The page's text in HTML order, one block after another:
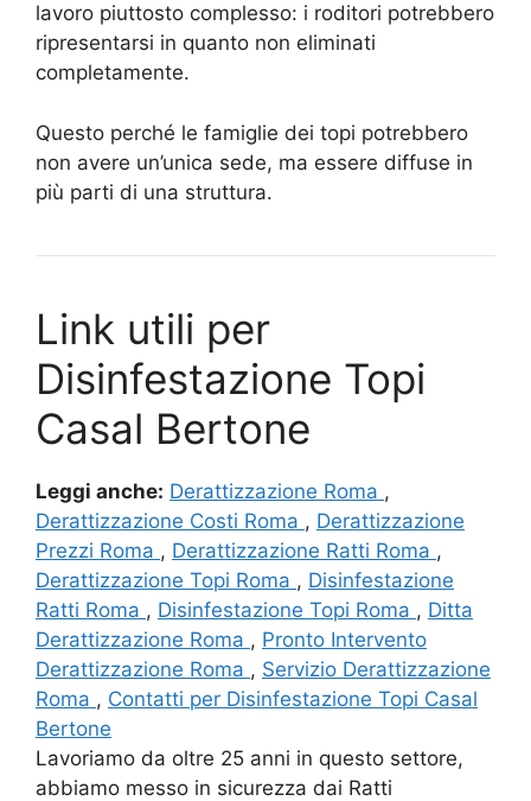
lavoro piuttosto complesso: i roditori potrebbero
ripresentarsi in quanto non eliminati
completamente.
Questo perché le famiglie dei topi potrebbero
non avere un’unica sede, ma essere diffuse in
più parti di una struttura.
Link utili per
Disinfestazione Topi
Casal Bertone
Leggi anche: Derattizzazione Roma ,
Derattizzazione Costi Roma , Derattizzazione
Prezzi Roma , Derattizzazione Ratti Roma ,
Derattizzazione Topi Roma , Disinfestazione
Ratti Roma , Disinfestazione Topi Roma , Ditta
Derattizzazione Roma , Pronto Intervento
Derattizzazione Roma , Servizio Derattizzazione
Roma , Contatti per Disinfestazione Topi Casal
Bertone
Lavoriamo da oltre 25 anni in questo settore,
abbiamo messo in sicurezza dai Ratti